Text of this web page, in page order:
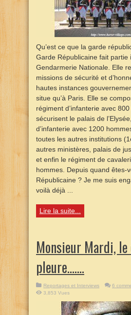
Qu’est ce que la garde
Garde Républicaine fait partie
Gendarmerie Nationale. Elle
missions de sécurité et
hautes instances
situe qu’à Paris. Elle se
régiment d’infanterie avec
sécurisent le palais de
d’infanterie avec 1200
toutes les autres institutions
autres ministères, palais de
et enfin le régiment de
hommes. Depuis quand êtes-
Républicaine ? Je me suis
voilà déjà ...
Lire la suite...
Monsieur Mardi,
pleure…….
Reportages et Interviews
6
3,853 Vues